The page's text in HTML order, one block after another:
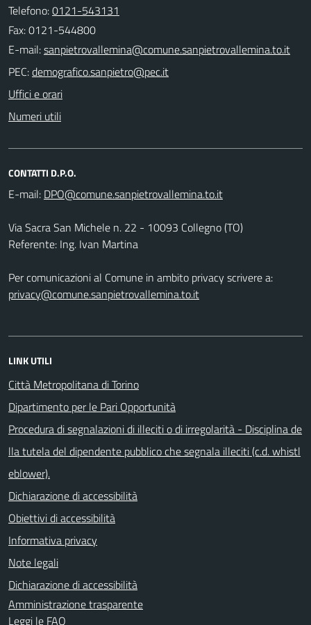
Telefono:0121-543131
Fax: 0121-544800
E-mail:
PEC:
Uffici e orari
Numeri utili
CONTATTI D.P.O.
E-mail:
Via Sacra San Michele n. 22 - 10093 Collegno (TO)
Referente: Ing. Ivan Martina
Per comunicazioni al Comune in ambito privacy scrivere a:
privacy@comune.sanpietrovallemina.to.it
LINK UTILI
Città Metropolitana di Torino
Dipartimento per le Pari Opportunità
Procedura di segnalazioni di illeciti o di irregolarità - Disciplina de
lla tutela del dipendente pubblico che segnala illeciti (c.d. whistl
eblower).
Dichiarazione di accessibilità
Obiettivi di accessibilità
Informativa privacy
Note legali
Dichiarazione di accessibilità
Amministrazione trasparente
Leggi le FAQ